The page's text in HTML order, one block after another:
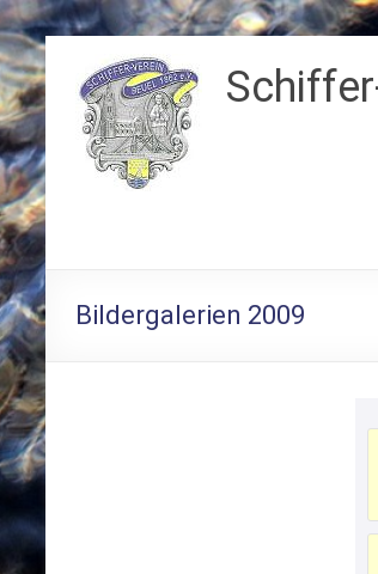
Zum
Inhalt
springen
Bildergalerien 2009